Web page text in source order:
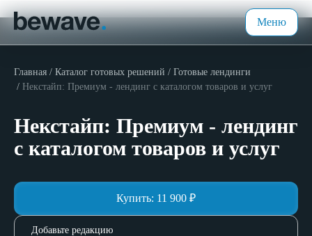
Меню
Главная Каталог готовых решений
Готовые лендинги
Некстайп: Премиум - лендинг с каталогом товаров и услуг
Некстайп: Премиум - лендинг
с каталогом товаров и услуг
Купить: 11 900 ₽
Добавьте редакцию